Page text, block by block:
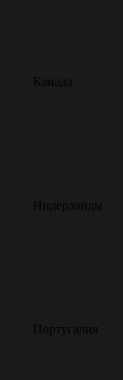
Канада
Нидерланды
Португалия